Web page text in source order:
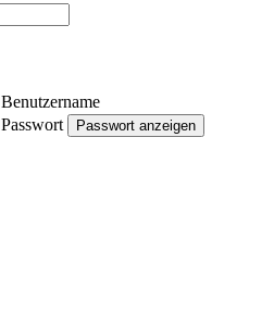
Benutzername
Passwort
Passwort anzeigen